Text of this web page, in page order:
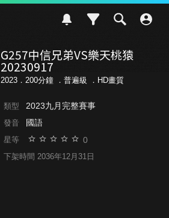
G257中信兄弟VS樂天桃猿
20230917
2023．200分鐘 ． 普遍級 ．HD畫質
類型 2023九月完整賽事
發音 國語
星等 0
下架時間 2036年12月31日